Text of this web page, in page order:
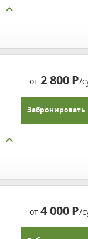
от2 800Р/
Забронировать
от4 000Р/